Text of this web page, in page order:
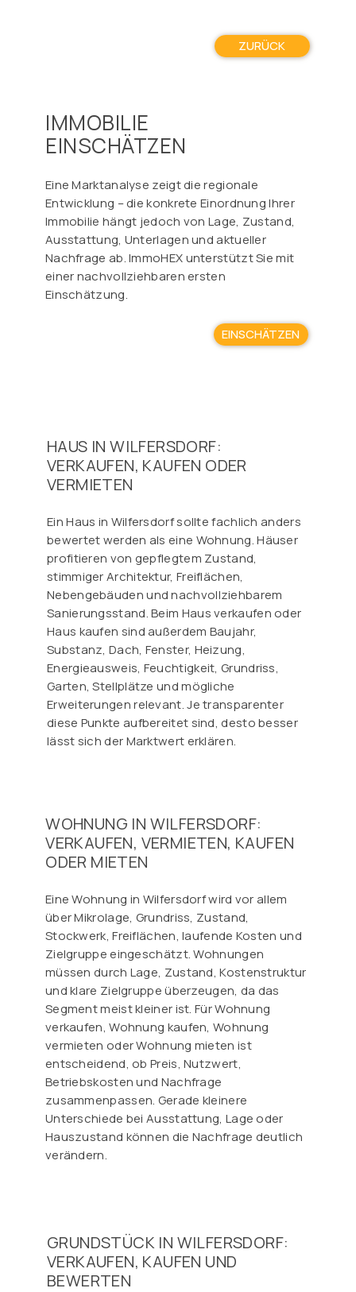
ZURÜCK
IMMOBILIE
EINSCHÄTZEN
Eine Marktanalyse zeigt die regionale
Entwicklung – die konkrete Einordnung Ihrer
Immobilie hängt jedoch von Lage, Zustand,
Ausstattung, Unterlagen und aktueller
Nachfrage ab. ImmoHEX unterstützt Sie mit
einer nachvollziehbaren ersten
Einschätzung.
EINSCHÄTZEN
HAUS IN WILFERSDORF:
VERKAUFEN, KAUFEN ODER
VERMIETEN
Ein Haus in Wilfersdorf sollte fachlich anders
bewertet werden als eine Wohnung. Häuser
profitieren von gepflegtem Zustand,
stimmiger Architektur, Freiflächen,
Nebengebäuden und nachvollziehbarem
Sanierungsstand. Beim Haus verkaufen oder
Haus kaufen sind außerdem Baujahr,
Substanz, Dach, Fenster, Heizung,
Energieausweis, Feuchtigkeit, Grundriss,
Garten, Stellplätze und mögliche
Erweiterungen relevant. Je transparenter
diese Punkte aufbereitet sind, desto besser
lässt sich der Marktwert erklären.
WOHNUNG IN WILFERSDORF:
VERKAUFEN, VERMIETEN, KAUFEN
ODER MIETEN
Eine Wohnung in Wilfersdorf wird vor allem
über Mikrolage, Grundriss, Zustand,
Stockwerk, Freiflächen, laufende Kosten und
Zielgruppe eingeschätzt. Wohnungen
müssen durch Lage, Zustand, Kostenstruktur
und klare Zielgruppe überzeugen, da das
Segment meist kleiner ist. Für Wohnung
verkaufen, Wohnung kaufen, Wohnung
vermieten oder Wohnung mieten ist
entscheidend, ob Preis, Nutzwert,
Betriebskosten und Nachfrage
zusammenpassen. Gerade kleinere
Unterschiede bei Ausstattung, Lage oder
Hauszustand können die Nachfrage deutlich
verändern.
GRUNDSTÜCK IN WILFERSDORF:
VERKAUFEN, KAUFEN UND
BEWERTEN